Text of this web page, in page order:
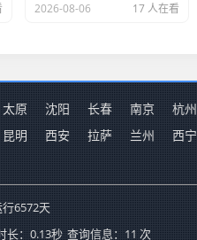
2026-08-06 17 人在看
太原 沈阳 长春 南京 杭州
昆明 西安 拉萨 兰州 西宁
6572天
长：0.13秒 查询信息：11 次